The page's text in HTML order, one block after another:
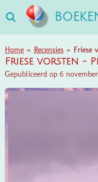
direct
naar
de
hoofdinhoud
Home » Recensies » Friese
Friese vorsten -
Gepubliceerd op 6